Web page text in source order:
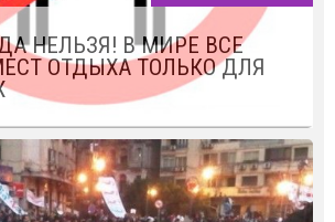
НЕЛЬЗЯ! В МИРЕ ВСЕ
ОТДЫХА ТОЛЬКО ДЛЯ